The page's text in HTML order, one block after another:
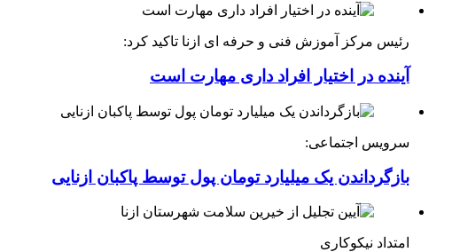
رئیس مرکز آموزش فنی و حرفه ای ازنا تاکید کرد:
آینده در اختیار افراد داری مهارت است
سرویس اجتماعی:
بازگرداندن یک میلیارد تومان پول توسط پاکبان ازنایی
امتداد نیکوکاری